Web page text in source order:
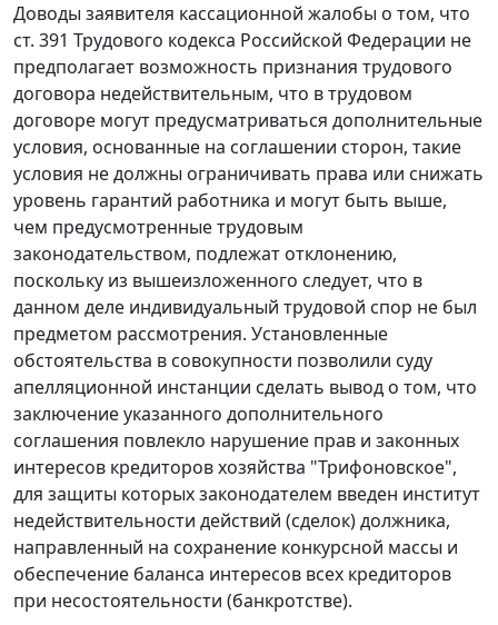
Доводы заявителя кассационной жалобы о том, что
ст. 391 Трудового кодекса Российской Федерации не
предполагает возможность признания трудового
договора недействительным, что в трудовом
договоре могут предусматриваться дополнительные
условия, основанные на соглашении сторон, такие
условия не должны ограничивать права или снижать
уровень гарантий работника и могут быть выше,
чем предусмотренные трудовым
законодательством, подлежат отклонению,
поскольку из вышеизложенного следует, что в
данном деле индивидуальный трудовой спор не был
предметом рассмотрения. Установленные
обстоятельства в совокупности позволили суду
апелляционной инстанции сделать вывод о том, что
заключение указанного дополнительного
соглашения повлекло нарушение прав и законных
интересов кредиторов хозяйства "Трифоновское",
для защиты которых законодателем введен институт
недействительности действий (сделок) должника,
направленный на сохранение конкурсной массы и
обеспечение баланса интересов всех кредиторов
при несостоятельности (банкротстве).